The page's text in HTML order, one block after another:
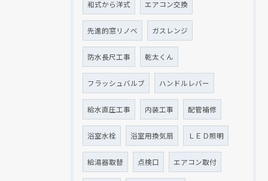
和式から洋式 エアコン交換
先進的窓リノベ ガスレンジ
防水長尺工事 乾太くん
フラッシュバルブ ハンドルレバー
給水直圧工事 内装工事 配管補修
浴室水栓 浴室用換気扇 ＬＥＤ照明
給湯器取替 点検口 エアコン取付